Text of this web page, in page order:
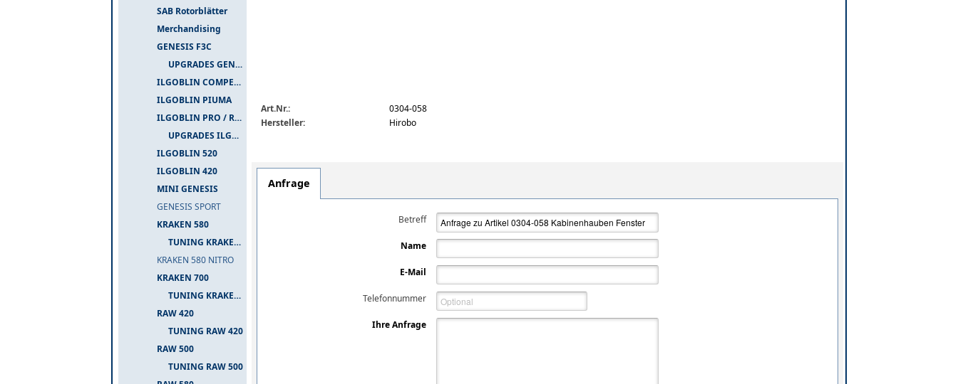
SAB Rotorblätter
Merchandising
GENESIS F3C
UPGRADES GENESIS F3C
ILGOBLIN COMPETIZIONE
ILGOBLIN PIUMA
ILGOBLIN PRO / RAW 700
UPGRADES ILGOBLIN PRO / RAW 700
ILGOBLIN 520
ILGOBLIN 420
MINI GENESIS
GENESIS SPORT
KRAKEN 580
TUNING KRAKEN 580
KRAKEN 580 NITRO
KRAKEN 700
TUNING KRAKEN 700
RAW 420
TUNING RAW 420
RAW 500
TUNING RAW 500
Art.Nr.:
0304-058
Hersteller:
Hirobo
Anfrage
Betreff
Name
E-Mail
Telefonnummer
Ihre Anfrage